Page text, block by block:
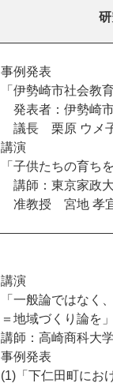
事例発表
「伊勢崎市社会教
発表者：伊勢崎
議長 栗原 ウメ
講演
「子供たちの育ち
講師：東京家政
准教授 宮地 孝
講演
「一般論ではなく
＝地域づくり論を」
講師：高崎商科大
事例発表
(1)「下仁田町にお